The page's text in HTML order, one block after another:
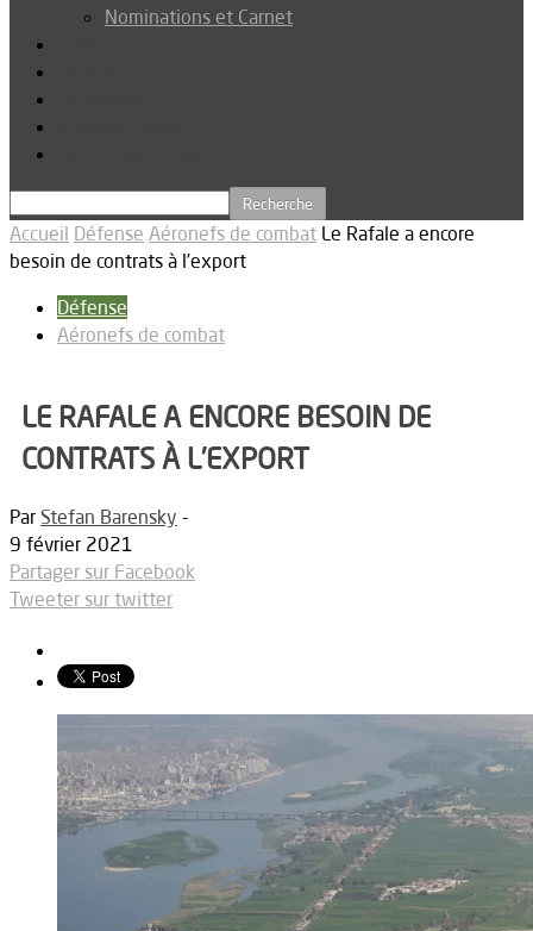
Nominations et Carnet
Accueil Défense Aéronefs de combat Le Rafale a encore
besoin de contrats à l’export
Défense
Aéronefs de combat
LE RAFALE A ENCORE BESOIN DE
CONTRATS À L’EXPORT
Par Stefan Barensky -
9 février 2021
Partager sur Facebook
Tweeter sur twitter